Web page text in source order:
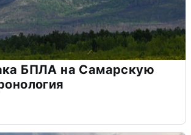
БПЛА на Самарскую